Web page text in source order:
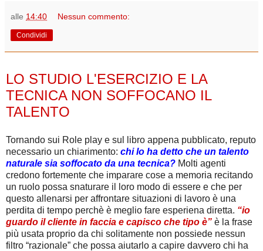
alle 14:40 Nessun commento:
Condividi
LO STUDIO L'ESERCIZIO E LA
TECNICA NON SOFFOCANO IL
TALENTO
Tornando sui Role play e sul libro appena pubblicato, reputo
necessario un chiarimento: chi lo ha detto che un talento
naturale sia soffocato da una tecnica? Molti agenti
credono fortemente che imparare cose a memoria recitando
un ruolo possa snaturare il loro modo di essere e che per
questo allenarsi per affrontare situazioni di lavoro è una
perdita di tempo perchè è meglio fare esperiena diretta. “io
guardo il cliente in faccia e capisco che tipo è” è la frase
più usata proprio da chi solitamente non possiede nessun
filtro “razionale” che possa aiutarlo a capire davvero chi ha